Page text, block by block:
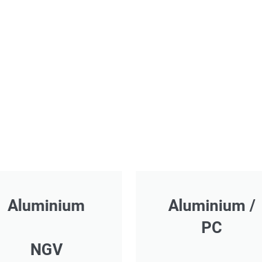
Aluminium
NGV
Aluminium /
PC